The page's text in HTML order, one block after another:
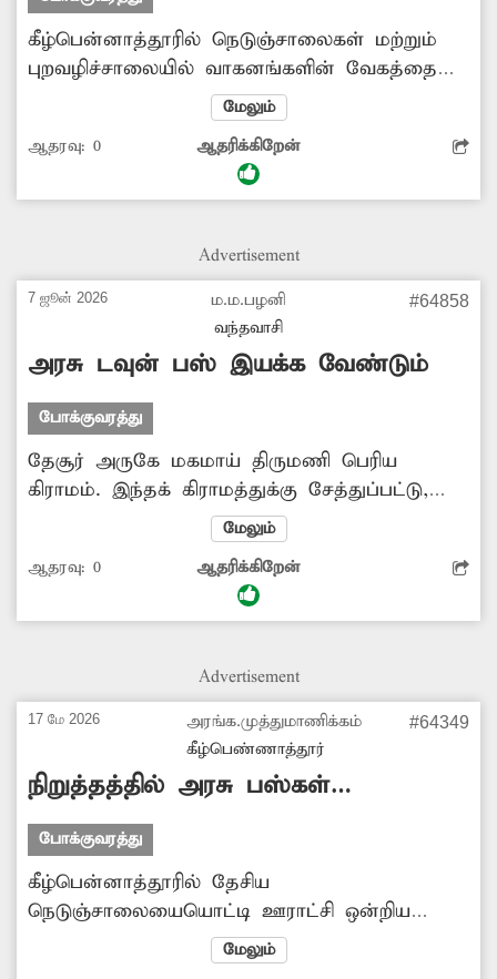
கீழ்பென்னாத்தூரில் நெடுஞ்சாலைகள் மற்றும்
புறவழிச்சாலையில் வாகனங்களின் வேகத்தை
குறைக்கும் வகையில் சிவப்பு சிக்னல் விளக்கு
ஒளிரும். ஆனால், கடந்த 6 மாதமாக அந்த
விளக்கு ஒளிரவில்லை. இதனால் பஸ்கள்,
லாரிகள், கார்கள், இருசக்கர வாகனங்கள்
உள்ளனர். எனவே நெடுஞ்சாலைத்துறை
நடக்காமல் ஏற்பாடு செய்ய வேண்டும்.
-பெருமாள், கீழ்பென்னாத்தூர்.
மேலும்
ஆதரவு: 0 ஆதரிக்கிறேன்
Advertisement
7 ஜூன் 2026
ம.ம.பழனி
வந்தவாசி
#64858
அரசு டவுன் பஸ் இயக்க வேண்டும்
போக்குவரத்து
தேசூர் அருகே மகமாய் திருமணி பெரிய
கிராமம். இந்தக் கிராமத்துக்கு சேத்துப்பட்டு,
மடம், வயலூர், மகமாய்திருமணி வரை அரசு
டவுன் பஸ் இயக்கினால் பொதுமக்களுக்கு
பயனுள்ளதாக இருக்கும். அரசு
போக்குவரத்துக்கழகம் நடவடிக்கை எடுத்து அரசு
மேலும்
ஆதரவு: 0 ஆதரிக்கிறேன்
Advertisement
17 மே 2026
அரங்க.முத்துமாணிக்கம்
‎கீழ்பெண்ணாத்தூர்
#64349
நிறுத்தத்தில் அரசு பஸ்கள்
நிற்பதில்லை
போக்குவரத்து
கீழ்பென்னாத்தூரில் தேசிய
நெடுஞ்சாலையையொட்டி ஊராட்சி ஒன்றிய
அலுவலகம், வேளாண் அலுவலம், கல்வித்துறை
அலுவலகம், நெடுஞ்சாலைத்துறை அலுவலகம்,
மேலும்